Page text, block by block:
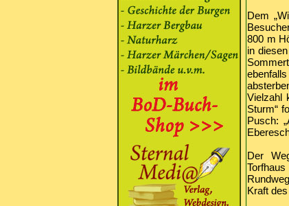
Dem
800 m
in
Vielzahl
Sturm“
Pusch:
Der
Kraft